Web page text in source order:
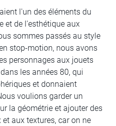
l'un des éléments du
et de l'esthétique aux
sommes passés au style
stop-motion, nous avons
personnages aux jouets
les années 80, qui
et donnaient
voulions garder un
la géométrie et ajouter des
aux textures, car on ne